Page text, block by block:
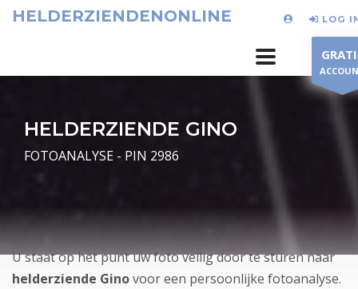
HELDERZIENDENONLINE LOG
HELDERZIENDE GINO
FOTOANALYSE - PIN 2986
U staat op het punt uw foto veilig door te sturen naar
helderziende Ginovoor een persoonlijke fotoanalyse.